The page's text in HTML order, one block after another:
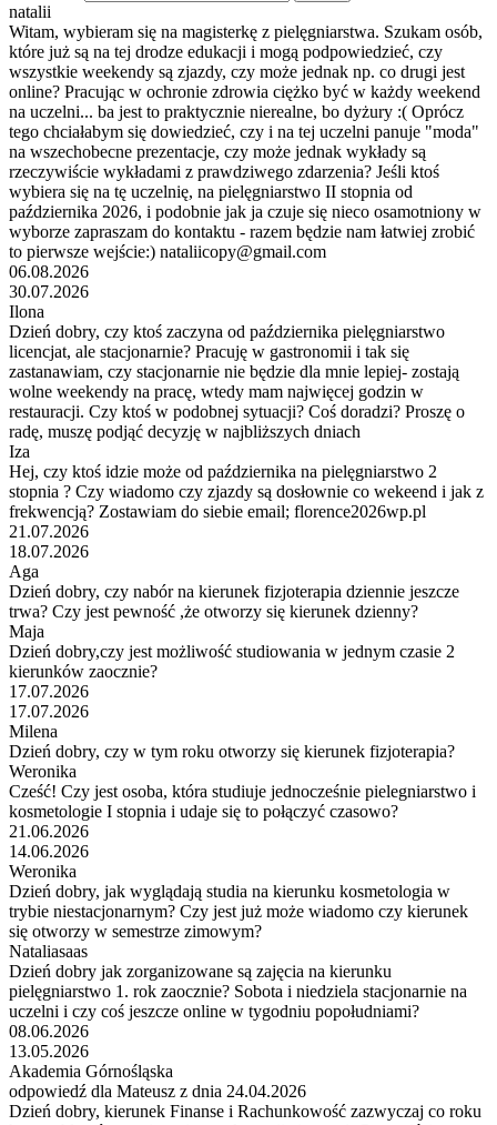
natalii
Witam, wybieram się na magisterkę z pielęgniarstwa. Szukam osób,
które już są na tej drodze edukacji i mogą podpowiedzieć, czy
wszystkie weekendy są zjazdy, czy może jednak np. co drugi jest
online? Pracując w ochronie zdrowia ciężko być w każdy weekend
na uczelni... ba jest to praktycznie nierealne, bo dyżury :( Oprócz
tego chciałabym się dowiedzieć, czy i na tej uczelni panuje "moda"
na wszechobecne prezentacje, czy może jednak wykłady są
rzeczywiście wykładami z prawdziwego zdarzenia? Jeśli ktoś
wybiera się na tę uczelnię, na pielęgniarstwo II stopnia od
października 2026, i podobnie jak ja czuje się nieco osamotniony w
wyborze zapraszam do kontaktu - razem będzie nam łatwiej zrobić
to pierwsze wejście:) nataliicopy@gmail.com
06.08.2026
30.07.2026
Ilona
Dzień dobry, czy ktoś zaczyna od października pielęgniarstwo
licencjat, ale stacjonarnie? Pracuję w gastronomii i tak się
zastanawiam, czy stacjonarnie nie będzie dla mnie lepiej- zostają
wolne weekendy na pracę, wtedy mam najwięcej godzin w
restauracji. Czy ktoś w podobnej sytuacji? Coś doradzi? Proszę o
radę, muszę podjąć decyzję w najbliższych dniach
Iza
Hej, czy ktoś idzie może od października na pielęgniarstwo 2
stopnia ? Czy wiadomo czy zjazdy są dosłownie co wekeend i jak z
frekwencją? Zostawiam do siebie email; florence2026wp.pl
21.07.2026
18.07.2026
Aga
Dzień dobry, czy nabór na kierunek fizjoterapia dziennie jeszcze
trwa? Czy jest pewność ,że otworzy się kierunek dzienny?
Maja
Dzień dobry,czy jest możliwość studiowania w jednym czasie 2
kierunków zaocznie?
17.07.2026
17.07.2026
Milena
Dzień dobry, czy w tym roku otworzy się kierunek fizjoterapia?
Weronika
Cześć! Czy jest osoba, która studiuje jednocześnie pielegniarstwo i
kosmetologie I stopnia i udaje się to połączyć czasowo?
21.06.2026
14.06.2026
Weronika
Dzień dobry, jak wyglądają studia na kierunku kosmetologia w
trybie niestacjonarnym? Czy jest już może wiadomo czy kierunek
się otworzy w semestrze zimowym?
Nataliasaas
Dzień dobry jak zorganizowane są zajęcia na kierunku
pielęgniarstwo 1. rok zaocznie? Sobota i niedziela stacjonarnie na
uczelni i czy coś jeszcze online w tygodniu popołudniami?
08.06.2026
13.05.2026
Akademia Górnośląska
odpowiedź dla Mateusz z dnia 24.04.2026
Dzień dobry, kierunek Finanse i Rachunkowość zazwyczaj co roku